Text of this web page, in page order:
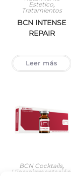
Estetico,
Tratamientos
BCN INTENSE
REPAIR
Leer más
BCN Cocktails,
Hiperpigmentación